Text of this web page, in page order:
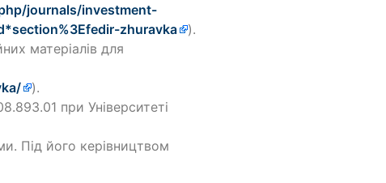
journals/investment-
zhuravka
).
матеріалів для
).
при Університеті
Під його керівництвом